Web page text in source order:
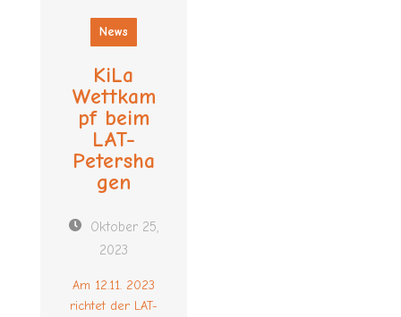
News
KiLa
Wettkam
pf beim
LAT-
Petersha
gen
Oktober 25,
2023
Am 12.11. 2023
richtet der LAT-